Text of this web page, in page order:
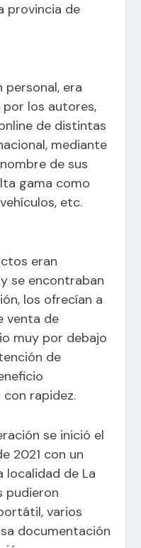
provincia de
personal, era
los autores,
de distintas
mediante
de sus
gama como
etc.
eran
se encontraban
los ofrecían a
venta de
muy por debajo
de
rapidez.
se inició el
2021 con un
localidad de La
pudieron
varios
documentación